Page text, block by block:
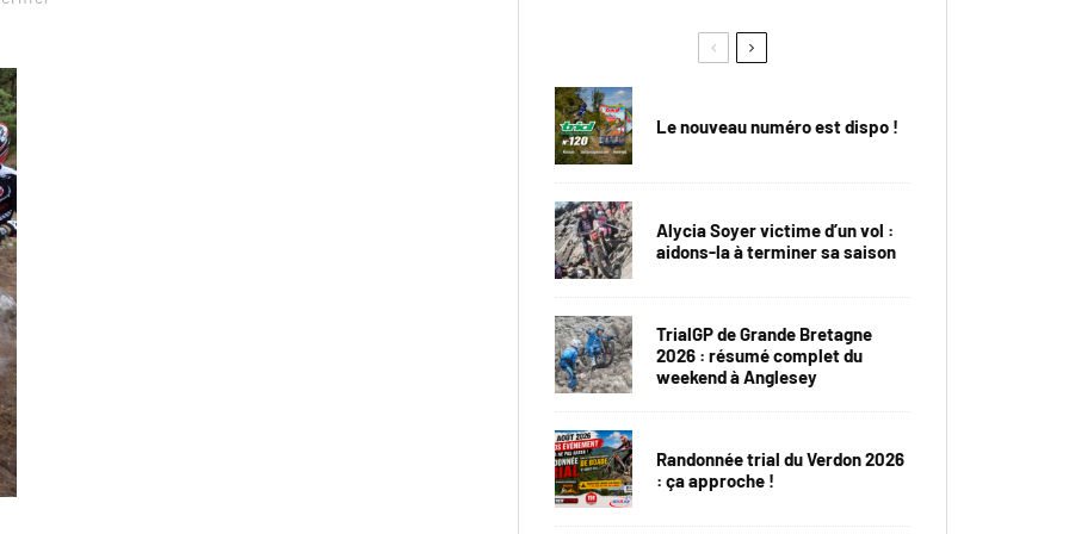
Le nouveau numéro est dispo !
Alycia Soyer victime d’un vol :
aidons-la à terminer sa saison
TrialGP de Grande Bretagne
2026 : résumé complet du
weekend à Anglesey
Randonnée trial du Verdon 2026
: ça approche !